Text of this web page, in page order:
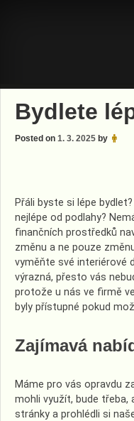
Bydlete
Posted on 1. 3. 2025 by
Přáli byste si lépe
nejlépe od podlahy?
finančních prostředků
změnu a ne pouze
vyměňte své interiérové
výrazná, přesto vás
protože u nás ve firmě
byly přístupné pokud
Zajímavá
Máme pro vás opravdu
mohli využít, bude třeba,
stránky a prohlédli si